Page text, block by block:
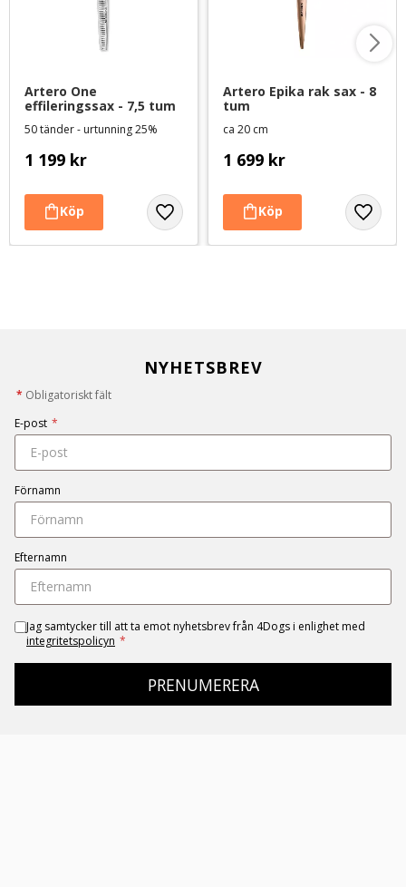
Artero One
effileringssax - 7,5 tum
50 tänder - urtunning 25%
1 199 kr
Artero Epika rak sax - 8
tum
ca 20 cm
1 699 kr
NYHETSBREV
* Obligatoriskt fält
E-post *
Förnamn
Efternamn
Jag samtycker till att ta emot nyhetsbrev från 4Dogs i enlighet med
integritetspolicyn *
PRENUMERERA